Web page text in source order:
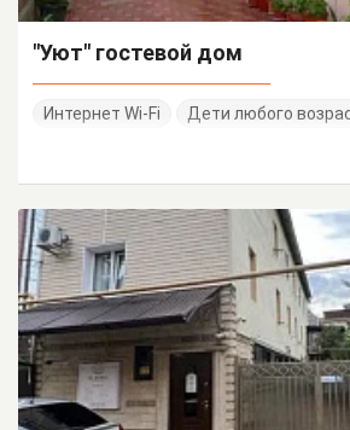
"Уют" гостевой дом
Интернет Wi-Fi Дети любого